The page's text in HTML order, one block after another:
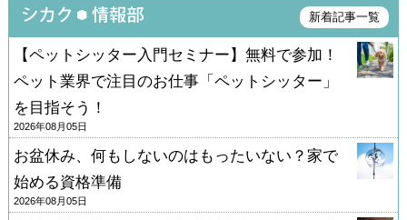
新着記事一覧
【ペットシッター入門セミナー】無料で参加！
ペット業界で注目のお仕事「ペットシッター」
を目指そう！
2026年08月05日
お盆休み、何もしないのはもったいない？家で
始める資格準備
2026年08月05日